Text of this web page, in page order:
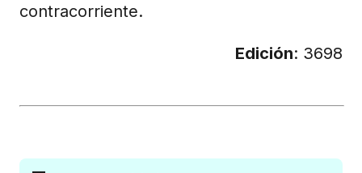
contracorriente.
Edición: 3698